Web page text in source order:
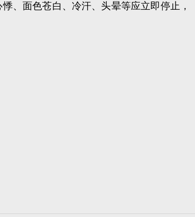
面色苍白、冷汗、头晕等应立即停止，